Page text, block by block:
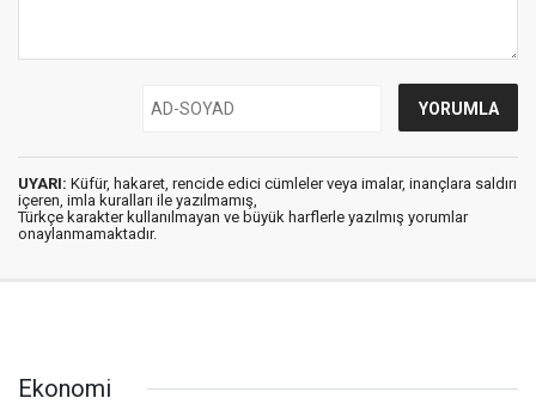
UYARI: Küfür, hakaret, rencide edici cümleler veya imalar, inançlara saldırı
içeren, imla kuralları ile yazılmamış,
Türkçe karakter kullanılmayan ve büyük harflerle yazılmış yorumlar
onaylanmamaktadır.
Ekonomi